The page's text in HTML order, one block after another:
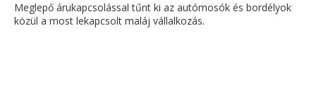
Meglepő árukapcsolással tűnt ki az autómosók és bordélyok
közül a most lekapcsolt maláj vállalkozás.